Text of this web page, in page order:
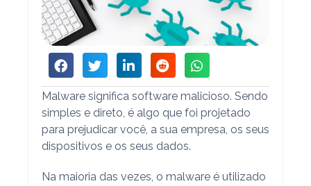
Malware significa software malicioso. Sendo
simples e direto, é algo que foi projetado
para prejudicar você, a sua empresa, os seus
dispositivos e os seus dados.
Na maioria das vezes, o malware é utilizado